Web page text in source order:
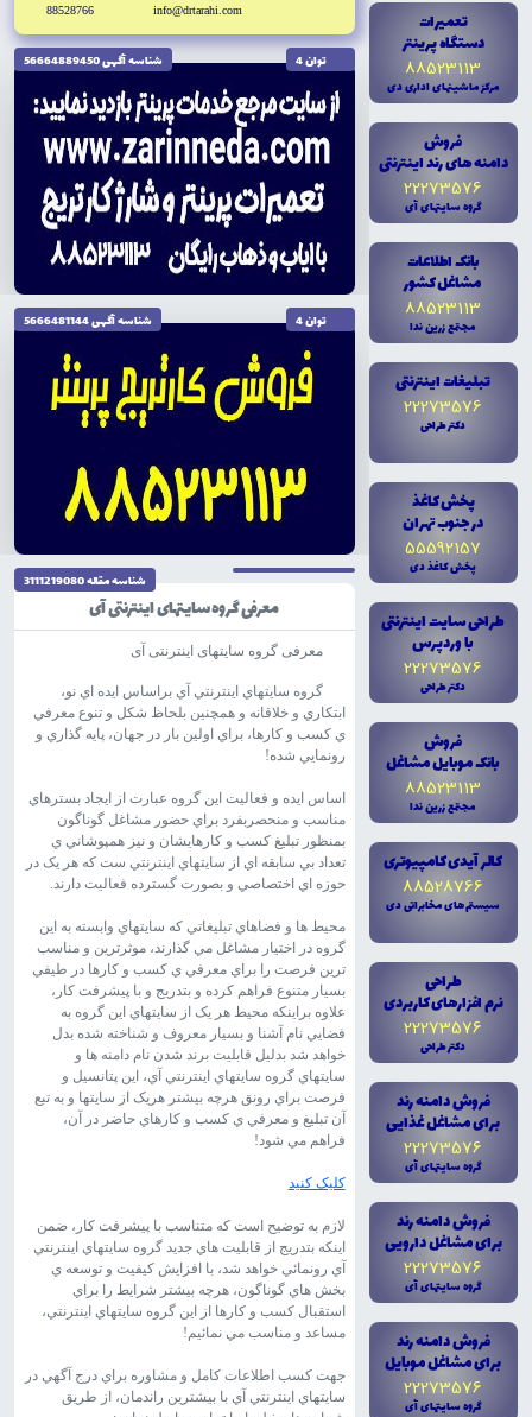
تعميرات
دستگاه پرينتر
88523113
مرکز ماشينهاى ادارى دى
فروش
دامنه هاى رند اينترنتى
22273576
گروه سايتهاى آى
بانک اطلاعات
مشاغل کشور
88523113
مجتمع زرين ندا
تبليغات اينترنتى
22273576
دکتر طراحى
پخش کاغذ
در جنوب تهران
55592157
پخش کاغذ دى
طراحى سايت اينترنتى
با وردپرس
22273576
دکتر طراحى
فروش
بانک موبايل مشاغل
88523113
مجتمع زرين ندا
کالر آيدى کامپيوترى
88528766
سيستم هاى مخابراتى دى
طراحى
نرم افزارهاى کاربردى
22273576
دکتر طراحى
فروش دامنه رند
براى مشاغل غذايى
22273576
گروه سايتهاى آى
فروش دامنه رند
براى مشاغل دارويى
22273576
گروه سايتهاى آى
فروش دامنه رند
براى مشاغل موبايل
22273576
گروه سايتهاى آى
info@drtarahi.com
88528766
توان 4 شناسه آگهى 56664889450
توان 4 شناسه آگهى 5666481144
تاریخ نگارش 1404/10/04
شناسه مقاله 3111219080
معرفی گروه سایتهای اینترنتی آی
معرفی گروه سایتهای اینترنتی آی
گروه سايتهاي اينترنتي آي براساس ايده اي نو،
ابتکاري و خلاقانه و همچنين بلحاظ شکل و تنوع معرفي
ي کسب و کارها، براي اولين بار در جهان، پايه گذاري و
رونمايي شده!
اساس ايده و فعاليت اين گروه عبارت از ايجاد بسترهاي
مناسب و منحصربفرد براي حضور مشاغل گوناگون
بمنظور تبليغ کسب و کارهايشان و نيز همپوشاني ي
تعداد بي سابقه اي از سايتهاي اينترنتي ست که هر يک در
حوزه اي اختصاصي و بصورت گسترده فعاليت دارند.
محيط ها و فضاهاي تبليغاتي که سايتهاي وابسته به اين
گروه در اختيار مشاغل مي گذارند، موثرترين و مناسب
ترين فرصت را براي معرفي ي کسب و کارها در طيفي
بسيار متنوع فراهم کرده و بتدريج و با پيشرفت کار،
علاوه براينکه محيط هر يک از سايتهاي اين گروه به
فضايي نام آشنا و بسيار معروف و شناخته شده بدل
خواهد شد بدليل قابليت برند شدن نام دامنه ها و
سايتهاي گروه سايتهاي اينترنتي آي، اين پتانسيل و
فرصت براي رونق هرچه بيشتر هريک از سايتها و به تبع
آن تبليغ و معرفي ي کسب و کارهاي حاضر در آن،
فراهم مي شود!
کليک کنيد
لازم به توضيح است که متناسب با پيشرفت کار، ضمن
اينکه بتدريج از قابليت هاي جديد گروه سايتهاي اينترنتي
آي رونمائي خواهد شد، با افزايش کيفيت و توسعه ي
بخش هاي گوناگون، هرچه بيشتر شرايط را براي
استقبال کسب و کارها از اين گروه سايتهاي اينترنتي،
مساعد و مناسب مي نمائيم!
جهت کسب اطلاعات کامل و مشاوره براي درج آگهي در
سايتهاي اينترنتي آي با بيشترين راندمان، از طريق